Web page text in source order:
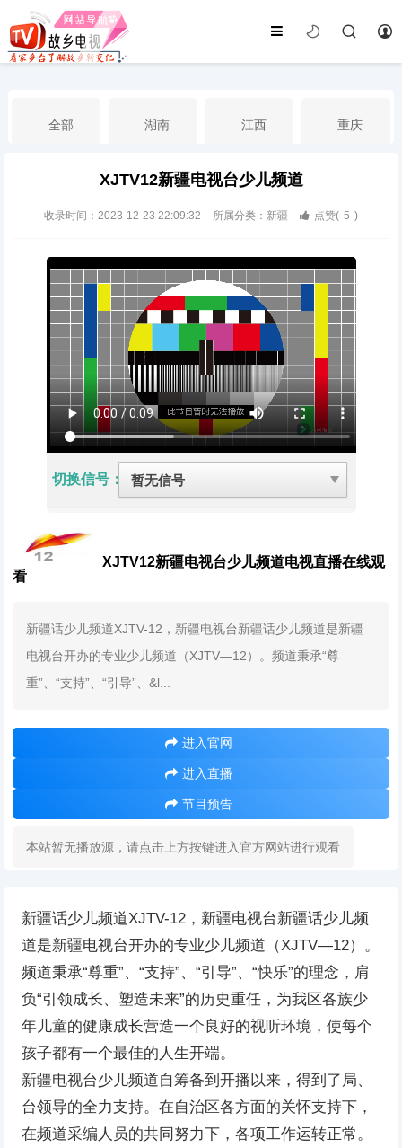
全部 湖南 江西 重庆
河南 福建
海南 宁夏 西藏 新疆
XJTV12新疆电视台少儿频道
收录时间：2023-12-23 22:09:32 所属分类：新疆 点赞( 5 )
切换信号：
XJTV12新疆电视台少儿频道电视直播在线观
看
新疆话少儿频道XJTV-12，新疆电视台新疆话少儿频道是新疆
电视台开办的专业少儿频道（XJTV—12）。频道秉承“尊
重”、“支持”、“引导”、&l...
进入官网
进入直播
节目预告
本站暂无播放源，请点击上方按键进入官方网站进行观看
新疆话少儿频道XJTV-12，新疆电视台新疆话少儿频
道是新疆电视台开办的专业少儿频道（XJTV—12）。
频道秉承“尊重”、“支持”、“引导”、“快乐”的理念，肩
负“引领成长、塑造未来”的历史重任，为我区各族少
年儿童的健康成长营造一个良好的视听环境，使每个
孩子都有一个最佳的人生开端。
新疆电视台少儿频道自筹备到开播以来，得到了局、
台领导的全力支持。在自治区各方面的关怀支持下，
在频道采编人员的共同努力下，各项工作运转正常。